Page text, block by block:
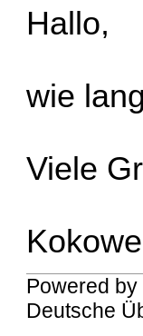
Hallo,
wie
Viele
Powered by
Deutsche